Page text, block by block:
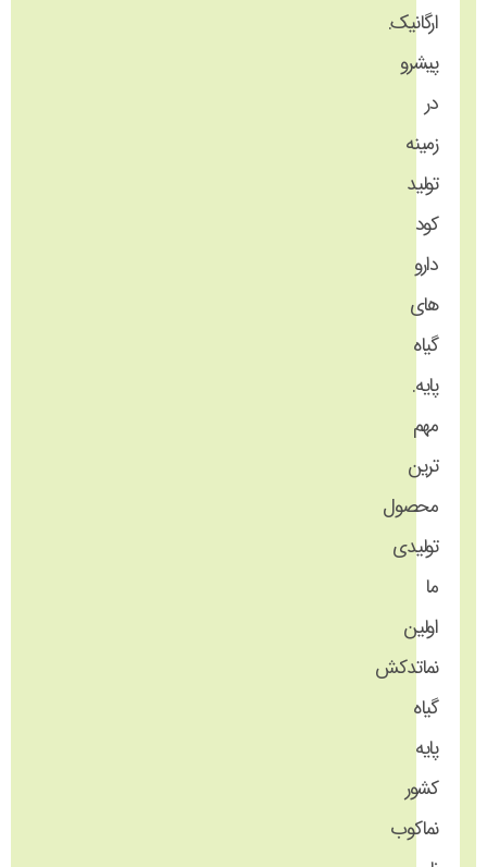
ارگانیک.
پیشرو
در
زمینه
تولید
کود
دارو
های
گیاه
پایه.
مهم
ترین
محصول
تولیدی
ما
اولین
نماتدکش
گیاه
پایه
کشور
نماکوب